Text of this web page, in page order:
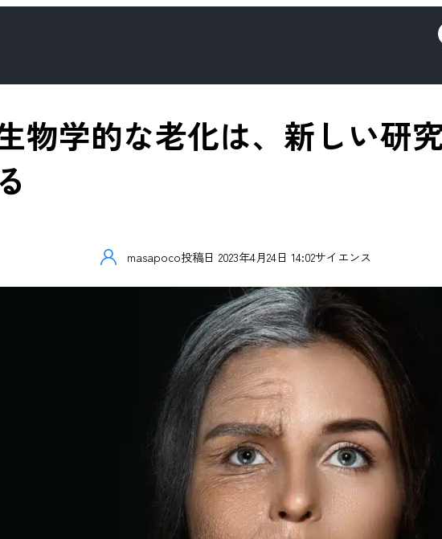
物学的な老化は、新しい研
masapoco投稿日 2023年4月24日 14:02サイエンス